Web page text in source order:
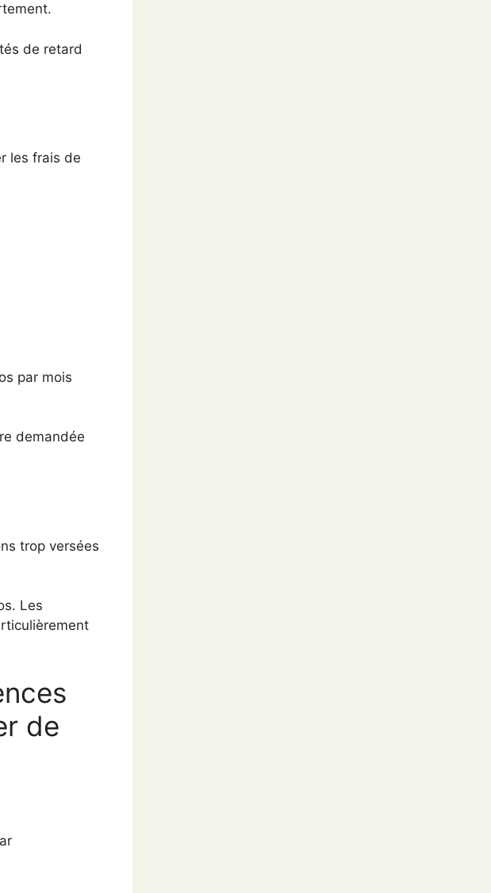
de retard
les frais de
par mois
demandée
trop versées
Les
de